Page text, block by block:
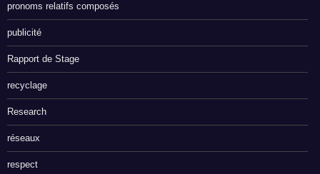
pronoms relatifs composés
publicité
Rapport de Stage
recyclage
Research
réseaux
respect